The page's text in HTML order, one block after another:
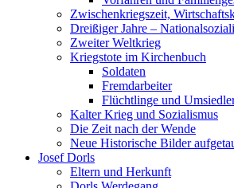
Zwischenkriegszeit,
Dreißiger Jahre –
Zweiter Weltkrieg
Kriegstote im Kirchenbuch
Soldaten
Fremdarbeiter
Flüchtlinge und
Kalter Krieg und Sozialismus
Die Zeit nach der Wende
Neue Historische Bilder
Josef Dorls
Eltern und Herkunft